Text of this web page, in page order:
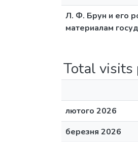
Л. Ф. Брун и его
материалам
Total visits
лютого 2026
березня 2026